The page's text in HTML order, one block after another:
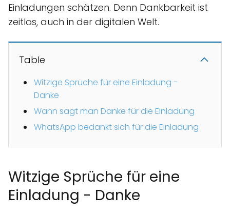
Einladungen schätzen. Denn Dankbarkeit ist
zeitlos, auch in der digitalen Welt.
Table
Witzige Sprüche für eine Einladung -
Danke
Wann sagt man Danke für die Einladung
WhatsApp bedankt sich für die Einladung
Witzige Sprüche für eine
Einladung - Danke